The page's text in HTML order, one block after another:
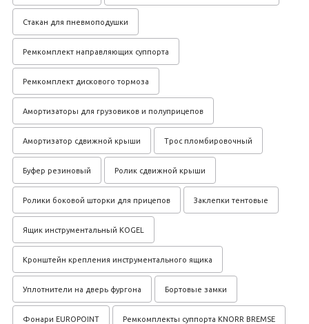
Стакан для пневмоподушки
Ремкомплект направляющих суппорта
Ремкомплект дискового тормоза
Амортизаторы для грузовиков и полуприцепов
Амортизатор сдвижной крыши Трос пломбировочный
Буфер резиновый Ролик сдвижной крыши
Ролики боковой шторки для прицепов Заклепки тентовые
Ящик инструментальный KOGEL
Кронштейн крепления инструментального ящика
Уплотнители на дверь фургона Бортовые замки
Фонари EUROPOINT Ремкомплекты суппорта KNORR BREMSE